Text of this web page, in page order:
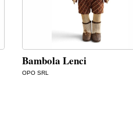
Bambola Lenci
OPO SRL